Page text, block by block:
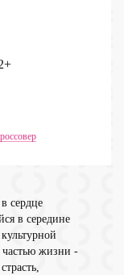
сердце
в середине
частью жизни -